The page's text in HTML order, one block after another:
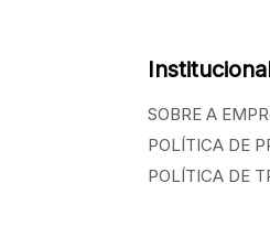
SOBRE A
POLÍTICA DE
POLÍTICA DE